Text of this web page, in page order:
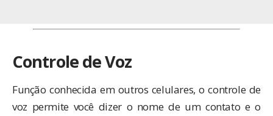
Controle de Voz
Função conhecida em outros celulares, o controle de
voz permite você dizer o nome de um contato e o